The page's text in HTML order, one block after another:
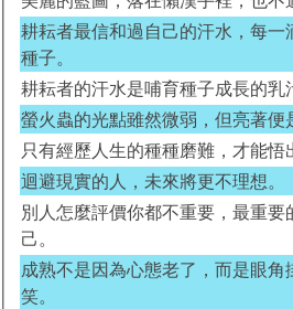
耕耘者最信和過自己的汗水，每一
種子。
耕耘者的汗水是哺育種子成長的乳
螢火蟲的光點雖然微弱，但亮著便
只有經歷人生的種種磨難，才能悟
迴避現實的人，未來將更不理想。
別人怎麼評價你都不重要，最重要
己。
成熟不是因為心態老了，而是眼
笑。